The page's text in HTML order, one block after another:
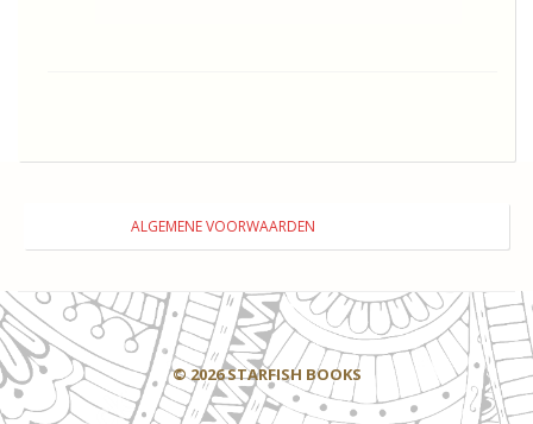
ALGEMENE VOORWAARDEN
© 2026 STARFISH BOOKS